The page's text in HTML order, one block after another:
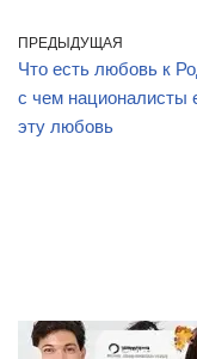
ПРЕДЫДУЩАЯ
Что есть любовь к
с чем националисты
эту любовь